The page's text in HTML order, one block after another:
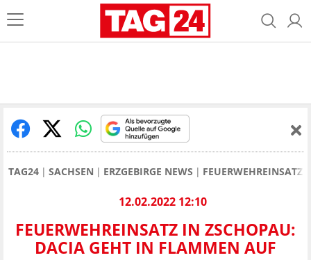
TAG24 SACHSEN ERZGEBIRGE NEWS
12.02.2022 12:10
FEUERWEHREINSATZ IN ZSCHOPAU:
DACIA GEHT IN FLAMMEN AUF